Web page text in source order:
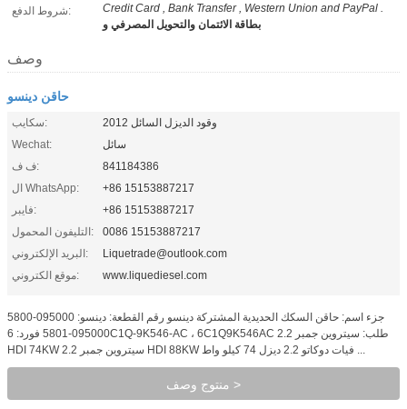
شروط الدفع:
Credit Card , Bank Transfer , Western Union and PayPal .
بطاقة الائتمان والتحويل المصرفي و
وصف
حاقن دينسو
سكايب:
وقود الديزل السائل 2012
Wechat:
سائل
ف ف:
841184386
ال WhatsApp:
+86 15153887217
فايبر:
+86 15153887217
التليفون المحمول:
0086 15153887217
البريد الإلكتروني:
Liquetrade@outlook.com
موقع الكتروني:
www.liquediesel.com
جزء اسم: حاقن السكك الحديدية المشتركة دينسو رقم القطعة: دينسو: 095000-5800
095000-5801 فورد: 6C1Q-9K546-AC ، 6C1Q9K546AC طلب: سيتروين جمبر 2.2
HDI 74KW سيتروين جمبر 2.2 HDI 88KW فيات دوكاتو 2.2 ديزل 74 كيلو واط ...
منتوج وصف >